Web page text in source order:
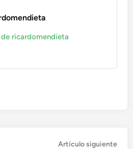
de ricardomendieta
Artículo siguiente